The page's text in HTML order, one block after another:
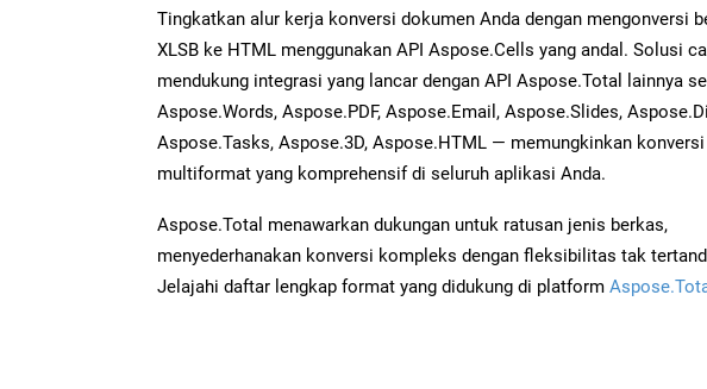
Tingkatkan alur kerja konversi dokumen Anda dengan mengonversi
XLSB ke HTML menggunakan API Aspose.Cells yang andal. Solusi
mendukung integrasi yang lancar dengan API Aspose.Total lainnya
Aspose.Words, Aspose.PDF, Aspose.Email, Aspose.Slides,
Aspose.Tasks, Aspose.3D, Aspose.HTML — memungkinkan
multiformat yang komprehensif di seluruh aplikasi Anda.
Aspose.Total menawarkan dukungan untuk ratusan jenis berkas,
menyederhanakan konversi kompleks dengan fleksibilitas tak
Jelajahi daftar lengkap format yang didukung di platform